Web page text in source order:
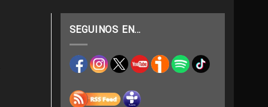
SEGUINOS EN…